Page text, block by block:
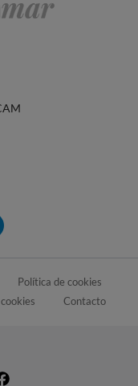
Política de cookies
Contacto